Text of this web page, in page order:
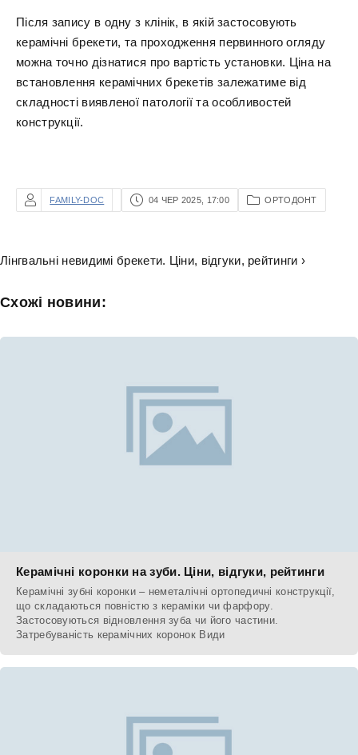
Після запису в одну з клінік, в якій застосовують
керамічні брекети, та проходження первинного огляду
можна точно дізнатися про вартість установки. Ціна на
встановлення керамічних брекетів залежатиме від
складності виявленої патології та особливостей
конструкції.
FAMILY-DOC 04 ЧЕР 2025, 17:00 ОРТОДОНТ
Лінгвальні невидимі брекети. Ціни, відгуки, рейтинги ›
Схожі новини:
Керамічні коронки на зуби. Ціни, відгуки, рейтинги
Керамічні зубні коронки – неметалічні ортопедичні конструкції,
що складаються повністю з кераміки чи фарфору.
Застосовуються відновлення зуба чи його частини.
Затребуваність керамічних коронок Види